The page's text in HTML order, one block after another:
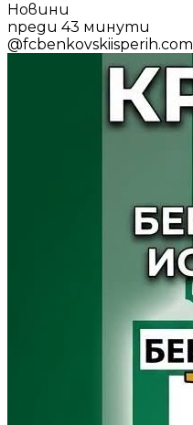
Новини
преди 43 минути
@fcbenkovskiisperih.com